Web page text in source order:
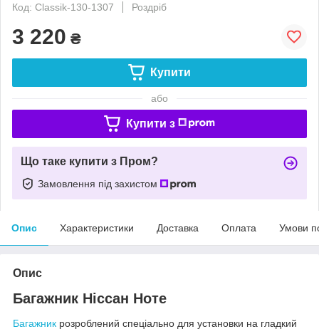
Код: Classik-130-1307
Роздріб
3 220 ₴
Купити
або
Купити з
Що таке купити з Пром?
Замовлення під захистом
Опис Характеристики Доставка Оплата Умови
Опис
Багажник Ніссан Ноте
Багажник розроблений спеціально для установки на гладкий